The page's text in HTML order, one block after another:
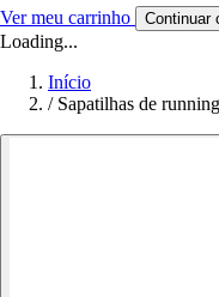
Ver meu carrinho Continuar
Loading...
Início
/ Sapatilhas de